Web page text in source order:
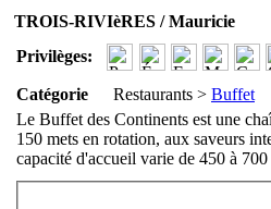
TROIS-RIVIèRES / Mauricie
Privilèges:
Catégorie Restaurants > Buffet
Le Buffet des Continents est une
150 mets en rotation, aux saveurs
capacité d'accueil varie de 450 à 700